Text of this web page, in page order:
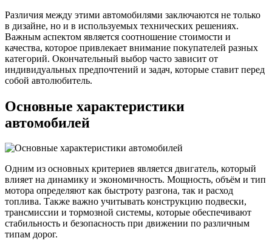
Различия между этими автомобилями заключаются не только
в дизайне, но и в используемых технических решениях.
Важным аспектом является соотношение стоимости и
качества, которое привлекает внимание покупателей разных
категорий. Окончательный выбор часто зависит от
индивидуальных предпочтений и задач, которые ставит перед
собой автолюбитель.
Основные характеристики
автомобилей
Одним из основных критериев является двигатель, который
влияет на динамику и экономичность. Мощность, объём и тип
мотора определяют как быстроту разгона, так и расход
топлива. Также важно учитывать конструкцию подвески,
трансмиссии и тормозной системы, которые обеспечивают
стабильность и безопасность при движении по различным
типам дорог.